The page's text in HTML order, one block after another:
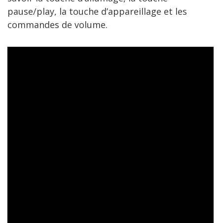
pause/play, la touche d’appareillage et les
commandes de volume.